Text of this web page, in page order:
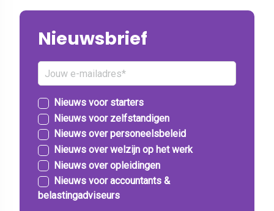
Nieuwsbrief
Nieuws voor starters
Nieuws voor zelfstandigen
Nieuws over personeelsbeleid
Nieuws over welzijn op het werk
Nieuws over opleidingen
Nieuws voor accountants &
belastingadviseurs